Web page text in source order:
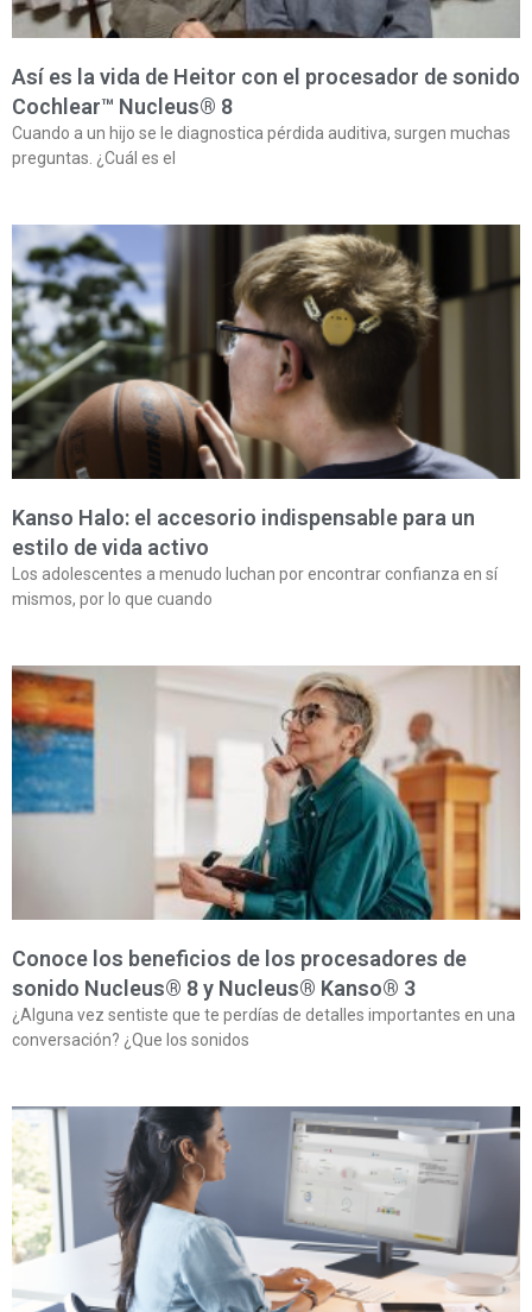
Así es la vida de Heitor con el procesador de sonido
Cochlear™ Nucleus® 8
Cuando a un hijo se le diagnostica pérdida auditiva, surgen muchas
preguntas. ¿Cuál es el
Kanso Halo: el accesorio indispensable para un
estilo de vida activo
Los adolescentes a menudo luchan por encontrar confianza en sí
mismos, por lo que cuando
Conoce los beneficios de los procesadores de
sonido Nucleus® 8 y Nucleus® Kanso® 3
¿Alguna vez sentiste que te perdías de detalles importantes en una
conversación? ¿Que los sonidos